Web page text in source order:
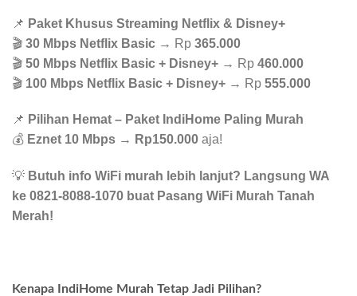
📌 Paket Khusus Streaming Netflix & Disney+
🎬 30 Mbps Netflix Basic → Rp 365.000
🎬 50 Mbps Netflix Basic + Disney+ → Rp 460.000
🎬 100 Mbps Netflix Basic + Disney+ → Rp 555.000
📌 Pilihan Hemat – Paket IndiHome Paling Murah
💰 Eznet 10 Mbps → Rp150.000 aja!
💡 Butuh info WiFi murah lebih lanjut? Langsung WA
ke 0821-8088-1070 buat Pasang WiFi Murah Tanah
Merah!
Kenapa IndiHome Murah Tetap Jadi Pilihan?